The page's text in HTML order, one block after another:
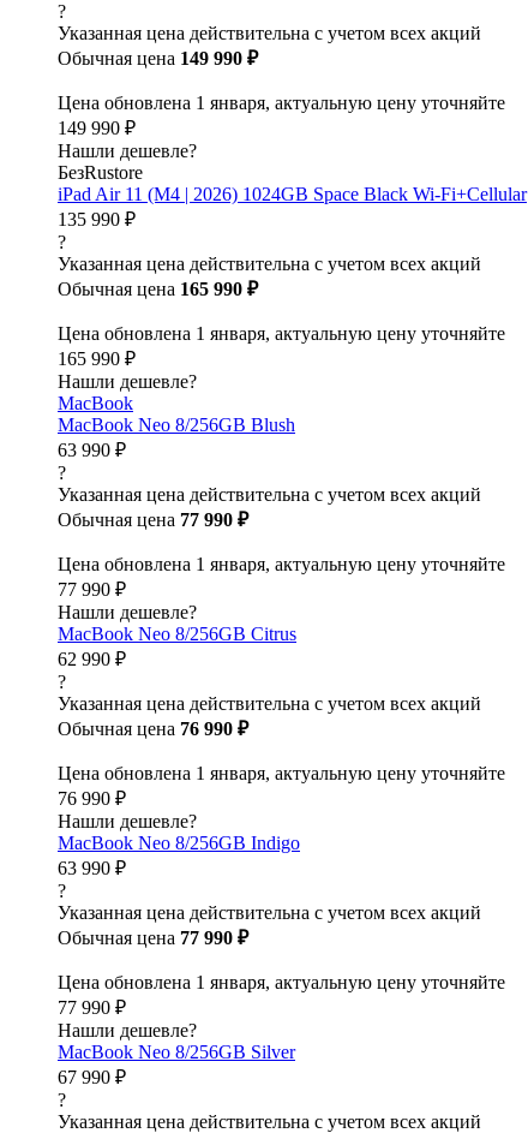
?
Указанная цена действительна с учетом всех акций
Обычная цена 149 990 ₽
Цена обновлена 1 января, актуальную цену уточняйте
149 990 ₽
Нашли дешевле?
БезRustore
iPad Air 11 (M4 | 2026) 1024GB Space Black Wi-Fi+Cellular
135 990 ₽
?
Указанная цена действительна с учетом всех акций
Обычная цена 165 990 ₽
Цена обновлена 1 января, актуальную цену уточняйте
165 990 ₽
Нашли дешевле?
MacBook
MacBook Neo 8/256GB Blush
63 990 ₽
?
Указанная цена действительна с учетом всех акций
Обычная цена 77 990 ₽
Цена обновлена 1 января, актуальную цену уточняйте
77 990 ₽
Нашли дешевле?
MacBook Neo 8/256GB Citrus
62 990 ₽
?
Указанная цена действительна с учетом всех акций
Обычная цена 76 990 ₽
Цена обновлена 1 января, актуальную цену уточняйте
76 990 ₽
Нашли дешевле?
MacBook Neo 8/256GB Indigo
63 990 ₽
?
Указанная цена действительна с учетом всех акций
Обычная цена 77 990 ₽
Цена обновлена 1 января, актуальную цену уточняйте
77 990 ₽
Нашли дешевле?
MacBook Neo 8/256GB Silver
67 990 ₽
?
Указанная цена действительна с учетом всех акций